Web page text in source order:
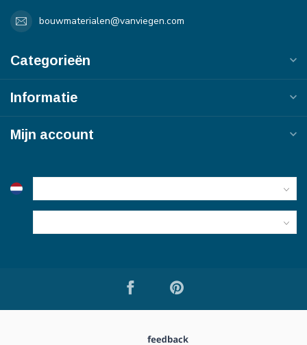
bouwmaterialen@vanviegen.com
Categorieën
Informatie
Mijn account